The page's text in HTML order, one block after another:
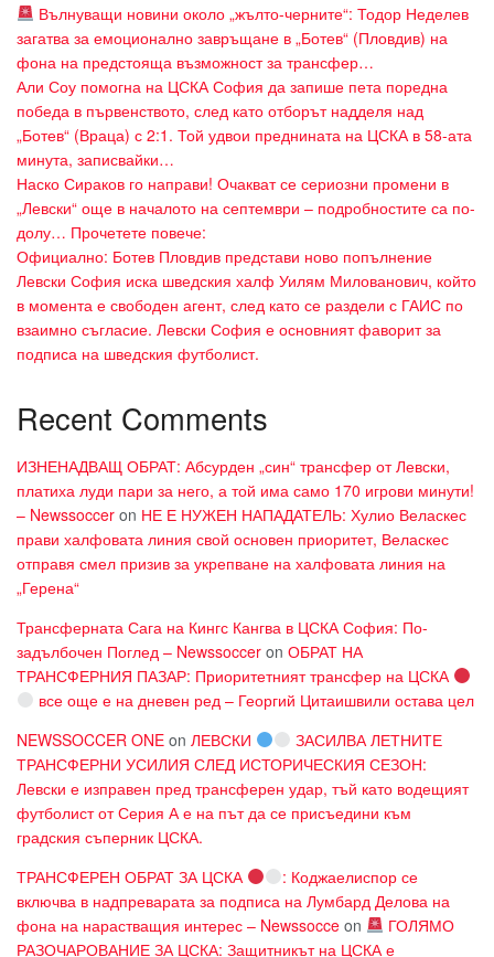
Вълнуващи новини около „жълто-черните“: Тодор Неделев
загатва за емоционално завръщане в „Ботев“ (Пловдив) на
фона на предстояща възможност за трансфер…
Али Соу помогна на ЦСКА София да запише пета поредна
победа в първенството, след като отборът надделя над
„Ботев“ (Враца) с 2:1. Той удвои преднината на ЦСКА в 58-ата
минута, записвайки…
Наско Сираков го направи! Очакват се сериозни промени в
„Левски“ още в началото на септември – подробностите са по-
долу… Прочетете повече:
Официално: Ботев Пловдив представи ново попълнение
Левски София иска шведския халф Уилям Милованович, който
в момента е свободен агент, след като се раздели с ГАИС по
взаимно съгласие. Левски София е основният фаворит за
подписа на шведския футболист.
Recent Comments
ИЗНЕНАДВАЩ ОБРАТ: Абсурден „син“ трансфер от Левски,
платиха луди пари за него, а той има само 170 игрови минути!
– Newssoccer on НЕ Е НУЖЕН НАПАДАТЕЛЬ: Хулио Веласкес
прави халфовата линия свой основен приоритет, Веласкес
отправя смел призив за укрепване на халфовата линия на
„Герена“
Трансферната Сага на Кингс Кангва в ЦСКА София: По-
задълбочен Поглед – Newssoccer on ОБРАТ НА
ТРАНСФЕРНИЯ ПАЗАР: Приоритетният трансфер на ЦСКА
все още е на дневен ред – Георгий Цитаишвили остава цел
NEWSSOCCER ONE on ЛЕВСКИ
ЗАСИЛВА ЛЕТНИТЕ
ТРАНСФЕРНИ УСИЛИЯ СЛЕД ИСТОРИЧЕСКИЯ СЕЗОН:
Левски е изправен пред трансферен удар, тъй като водещият
футболист от Серия А е на път да се присъедини към
градския съперник ЦСКА.
ТРАНСФЕРЕН ОБРАТ ЗА ЦСКА
: Коджаелиспор се
включва в надпреварата за подписа на Лумбард Делова на
фона на нарастващия интерес – Newssocce on
ГОЛЯМО
РАЗОЧАРОВАНИЕ ЗА ЦСКА: Защитникът на ЦСКА е